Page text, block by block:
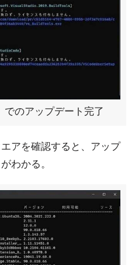
のアップデート完了
アを確認すると、アップ
わかる。